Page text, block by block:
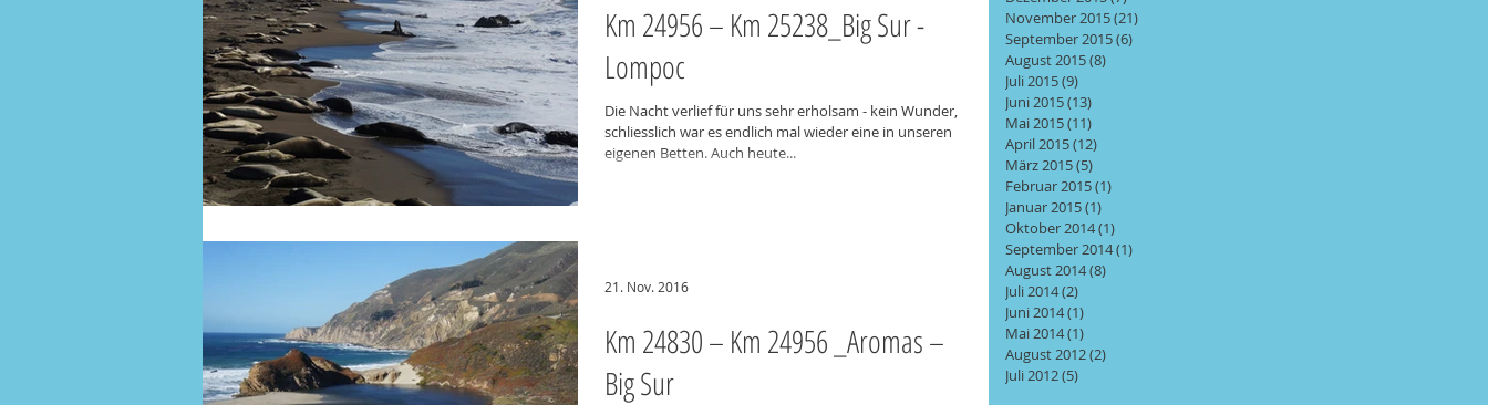
Km 24956 – Km 25238_Big Sur -
Lompoc
Die Nacht verlief für uns sehr erholsam - kein Wunder,
schliesslich war es endlich mal wieder eine in unseren
eigenen Betten. Auch heute...
Km 24830 – Km 24956 _Aromas –
Big Sur
21. Nov. 2016
November 2015(21)
September 2015(6)
August 2015(8)
Juli 2015(9)
Juni 2015(13)
Mai 2015(11)
April 2015(12)
März 2015(5)
Februar 2015(1)
Januar 2015(1)
Oktober 2014(1)
September 2014(1)
August 2014(8)
Juli 2014(2)
Juni 2014(1)
Mai 2014(1)
August 2012(2)
Juli 2012(5)